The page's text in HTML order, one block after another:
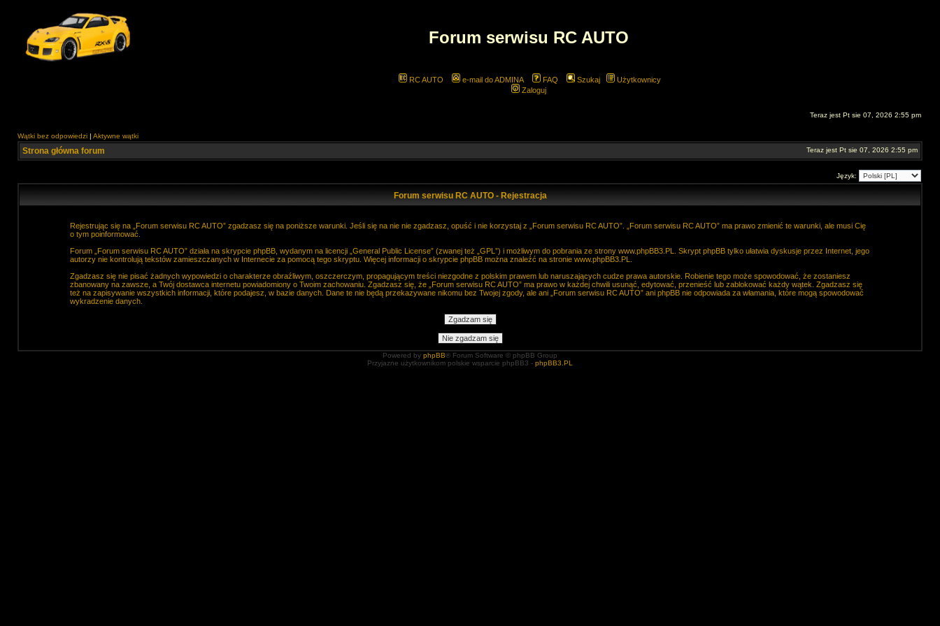
Forum serwisu RC AUTO
RC AUTO e-mail do ADMINA FAQ Szukaj
Użytkownicy
Zaloguj
Teraz jest Pt sie 07, 2026 2:55 pm
Wątki bez odpowiedzi | Aktywne wątki
Strona główna forum Teraz jest Pt sie 07, 2026 2:55 pm
Język:
Forum serwisu RC AUTO - Rejestracja
Rejestrując się na „Forum serwisu RC AUTO” zgadzasz się na poniższe warunki. Jeśli się na nie nie zgadzasz, opuść i nie korzystaj z „Forum serwisu RC AUTO”. „Forum serwisu RC AUTO” ma prawo zmienić te warunki, ale musi Cię
o tym poinformować.
Forum „Forum serwisu RC AUTO” działa na skrypcie phpBB, wydanym na licencji „ General Public License” (zwanej też „GPL”) i możliwym do pobrania ze strony www.phpBB3.PL
. Skrypt phpBB tylko ułatwia dyskusje przez Internet, jego
autorzy nie kontrolują tekstów zamieszczanych w Internecie za pomocą tego skryptu. Więcej informacji o skrypcie phpBB można znaleźć na stronie www.phpBB3.PL
Zgadzasz się nie pisać żadnych wypowiedzi o charakterze obraźliwym, oszczerczym, propagującym treści niezgodne z polskim prawem lub naruszających cudze prawa autorskie. Robienie tego może spowodować, że zostaniesz
zbanowany na zawsze, a Twój dostawca internetu powiadomiony o Twoim zachowaniu. Zgadzasz się, że „Forum serwisu RC AUTO” ma prawo w każdej chwili usunąć, edytować, przenieść lub zablokować każdy wątek. Zgadzasz się
też na zapisywanie wszystkich informacji, które podajesz, w bazie danych. Dane te nie będą przekazywane nikomu bez Twojej zgody, ale ani „Forum serwisu RC AUTO” ani phpBB nie odpowiada za włamania, które mogą spowodować
wykradzenie danych.
Powered by phpBB® Forum Software © phpBB Group
Przyjazne użytkownikom polskie wsparcie phpBB3 - phpBB3.PL